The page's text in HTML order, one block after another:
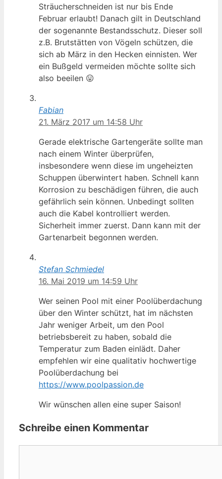
Sträucherschneiden ist nur bis Ende
Februar erlaubt! Danach gilt in Deutschland
der sogenannte Bestandsschutz. Dieser soll
z.B. Brutstätten von Vögeln schützen, die
sich ab März in den Hecken einnisten. Wer
ein Bußgeld vermeiden möchte sollte sich
also beeilen 😛
Fabian
21. März 2017 um 14:58 Uhr
Gerade elektrische Gartengeräte sollte man
nach einem Winter überprüfen,
insbesondere wenn diese im ungeheizten
Schuppen überwintert haben. Schnell kann
Korrosion zu beschädigen führen, die auch
gefährlich sein können. Unbedingt sollten
auch die Kabel kontrolliert werden.
Sicherheit immer zuerst. Dann kann mit der
Gartenarbeit begonnen werden.
Stefan Schmiedel
16. Mai 2019 um 14:59 Uhr
Wer seinen Pool mit einer Poolüberdachung
über den Winter schützt, hat im nächsten
Jahr weniger Arbeit, um den Pool
betriebsbereit zu haben, sobald die
Temperatur zum Baden einlädt. Daher
empfehlen wir eine qualitativ hochwertige
Poolüberdachung bei
https://www.poolpassion.de
Wir wünschen allen eine super Saison!
Schreibe einen Kommentar